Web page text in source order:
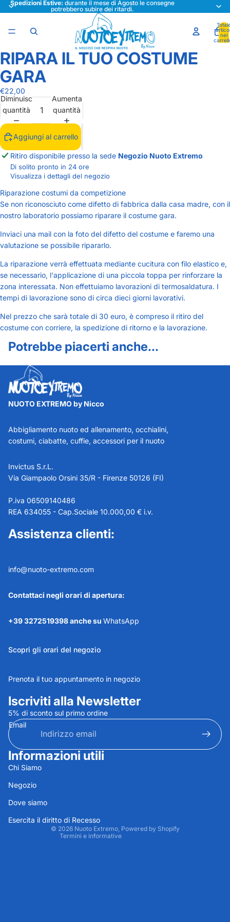
Spedizioni Estive: durante il mese di Agosto le consegne
potrebbero subire dei ritardi.
nel
Apri
immagine
a
schermo
intero
Apri
immagine
a
schermo
intero
RIPARA IL TUO COSTUME
GARA
€22,00
Diminuisci
quantità
Aumenta
quantità
Aggiungi al carrello
Ritiro disponibile presso la sede Negozio Nuoto Extremo
Di solito pronto in 24 ore
Visualizza i dettagli del negozio
Riparazione costumi da competizione
Se non riconosciuto come difetto di fabbrica dalla casa madre, con il
nostro laboratorio possiamo riparare il costume gara.
Inviaci una mail con la foto del difetto del costume e faremo una
valutazione se possibile ripararlo.
La riparazione verrà effettuata mediante cucitura con filo elastico e,
se necessario, l'applicazione di una piccola toppa per rinforzare la
zona interessata. Non effettuiamo lavorazioni di termosaldatura. I
tempi di lavorazione sono di circa dieci giorni lavorativi.
Nel prezzo che sarà totale di 30 euro, è compreso il ritiro del
costume con corriere, la spedizione di ritorno e la lavorazione.
Potrebbe piacerti anche...
NUOTO EXTREMO by Nicco
Abbigliamento nuoto ed allenamento, occhialini,
costumi, ciabatte, cuffie, accessori per il nuoto
Invictus S.r.L.
Via Giampaolo Orsini 35/R - Firenze 50126 (FI)
P.iva 06509140486
REA 634055 - Cap.Sociale 10.000,00 € i.v.
Assistenza clienti:
info@nuoto-extremo.com
Contattaci negli orari di apertura:
+39 3272519398 anche su WhatsApp
Scopri gli orari del negozio
Prenota il tuo appuntamento in negozio
Iscriviti alla Newsletter
5% di sconto sul primo ordine
Email
Informazioni utili
Chi Siamo
Negozio
Dove siamo
Esercita il diritto di Recesso
© 2026 Nuoto Extremo, Powered by Shopify
Termini e informative
Informativa sulla privacy
Termini e condizioni del servizio
Recapiti
Informativa sulle spedizioni